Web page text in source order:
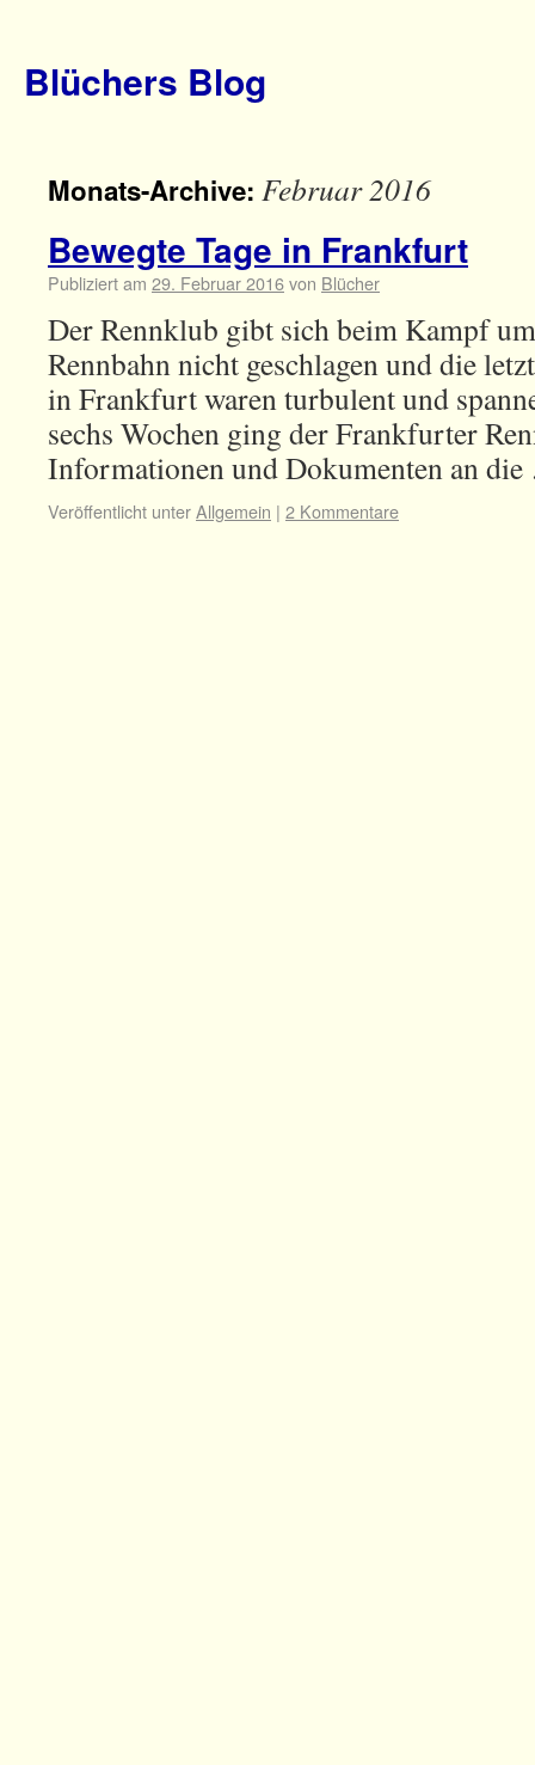
Blüchers Blog
Monats-Archive: Februar 2016
Bewegte Tage in Frankfurt
Publiziert am 29. Februar 2016von Blücher
Der Rennklub gibt sich beim Kampf
Rennbahn nicht geschlagen und die
in Frankfurt waren turbulent und
sechs Wochen ging der Frankfurter
Informationen und Dokumenten an
Veröffentlicht unterAllgemein | 2 Kommentare